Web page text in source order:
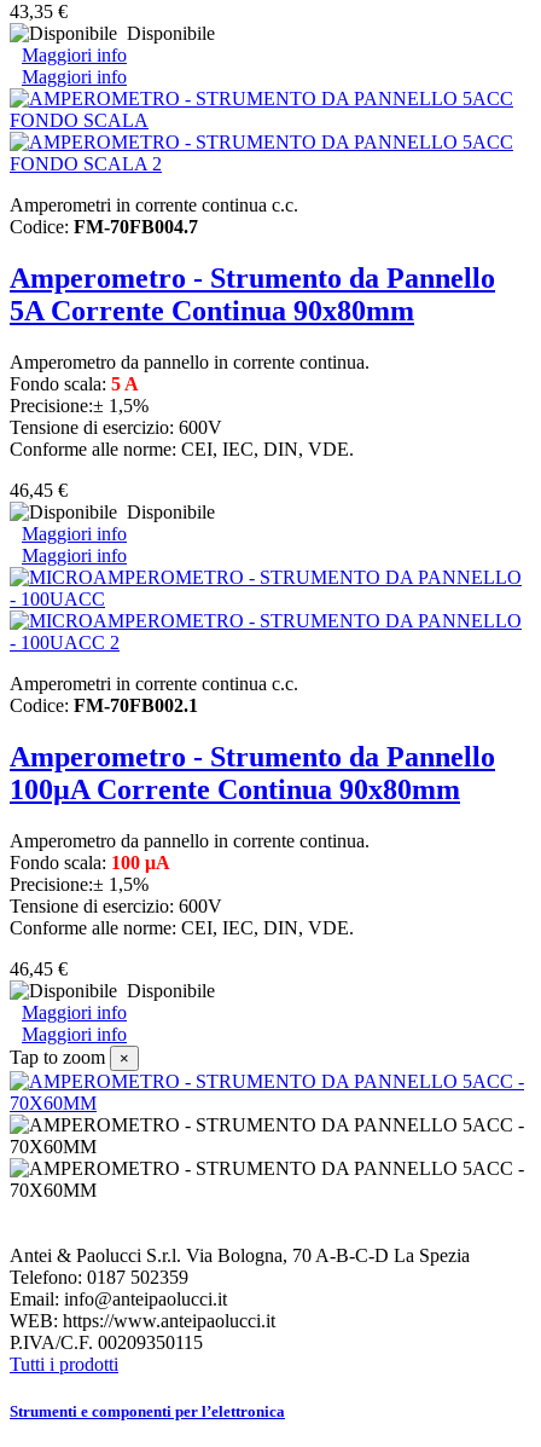
43,35 €
Disponibile
Maggiori info
Maggiori info
Amperometri in corrente continua c.c.
Codice: FM-70FB004.7
Amperometro - Strumento da Pannello
5A Corrente Continua 90x80mm
Amperometro da pannello in corrente continua.
Fondo scala: 5 A
Precisione:± 1,5%
Tensione di esercizio: 600V
Conforme alle norme: CEI, IEC, DIN, VDE.
46,45 €
Disponibile
Maggiori info
Maggiori info
Amperometri in corrente continua c.c.
Codice: FM-70FB002.1
Amperometro - Strumento da Pannello
100µA Corrente Continua 90x80mm
Amperometro da pannello in corrente continua.
Fondo scala: 100 μA
Precisione:± 1,5%
Tensione di esercizio: 600V
Conforme alle norme: CEI, IEC, DIN, VDE.
46,45 €
Disponibile
Maggiori info
Maggiori info
Tap to zoom
×
Antei & Paolucci S.r.l. Via Bologna, 70 A-B-C-D La Spezia
Telefono: 0187 502359
Email: info@anteipaolucci.it
WEB: https://www.anteipaolucci.it
P.IVA/C.F. 00209350115
Tutti i prodotti
Strumenti e componenti per l’elettronica